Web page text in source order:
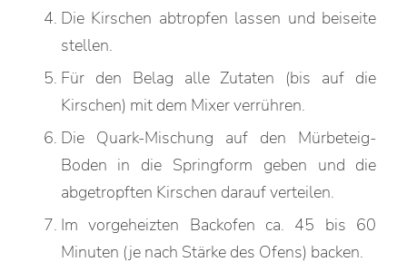
Die Kirschen abtropfen lassen und beiseite
stellen.
Für den Belag alle Zutaten (bis auf die
Kirschen) mit dem Mixer verrühren.
Die Quark-Mischung auf den Mürbeteig-
Boden in die Springform geben und die
abgetropften Kirschen darauf verteilen.
Im vorgeheizten Backofen ca. 45 bis 60
Minuten (je nach Stärke des Ofens) backen.